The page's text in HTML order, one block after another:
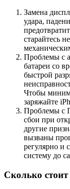
Замена
удара,
старайтесь
Проблемы с
батареи со
быстрой
Чтобы
заряжайте
Проблемы с
сбои при
другие
вызваны
регулярно и
систему до
Сколько